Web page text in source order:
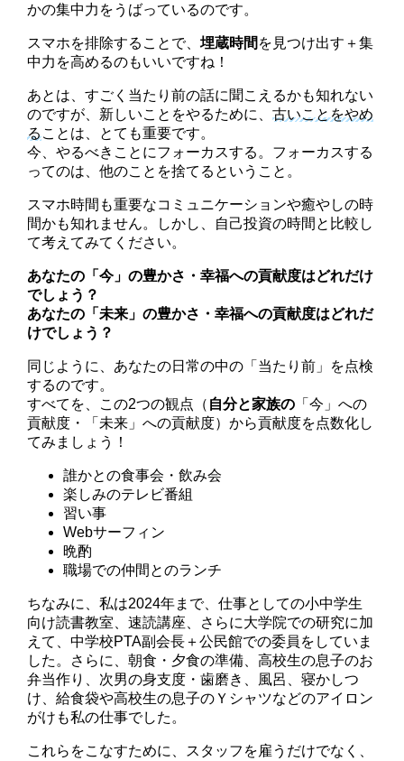
かの集中力をうばっているのです。
スマホを排除することで、埋蔵時間 を見つけ出す＋集
中力を高めるのもいいですね！
あとは、すごく当たり前の話に聞こえるかも知れない
のですが、新しいことをやるために、古いことをやめ
ることは、とても重要です。
今、やるべきことにフォーカスする。 フォーカスする
ってのは、他のことを捨てるということ。
スマホ時間も重要なコミュニケーションや癒やしの時
間かも知れません。しかし、自己投資の時間と比較し
て考えてみてください。
あなたの 「今」の豊かさ・幸福への貢献度はどれだけ
でしょう？
あなたの 「未来」の豊かさ・幸福への貢献度はどれだ
けでしょう？
同じように、あなたの日常の中の「当たり前」を点検
するのです。
すべてを、 この2つの観点（ 自分と家族の 「今」への
貢献度・「未来」への貢献度）から貢献度を点数化し
てみましょう！
誰かとの食事会・飲み会
楽しみのテレビ番組
習い事
Webサーフィン
晩酌
職場での仲間とのランチ
ちなみに、私は2024年まで、仕事としての小中学生
向け読書教室、速読講座、さらに大学院での研究に加
えて、中学校PTA副会長＋公民館での委員をしていま
した。さらに、朝食・夕食の準備、高校生の息子のお
弁当作り、次男の身支度・歯磨き、風呂、寝かしつ
け、給食袋や高校生の息子のＹシャツなどのアイロン
がけも私の仕事でした。
これらをこなすために、スタッフを雇うだけでなく、